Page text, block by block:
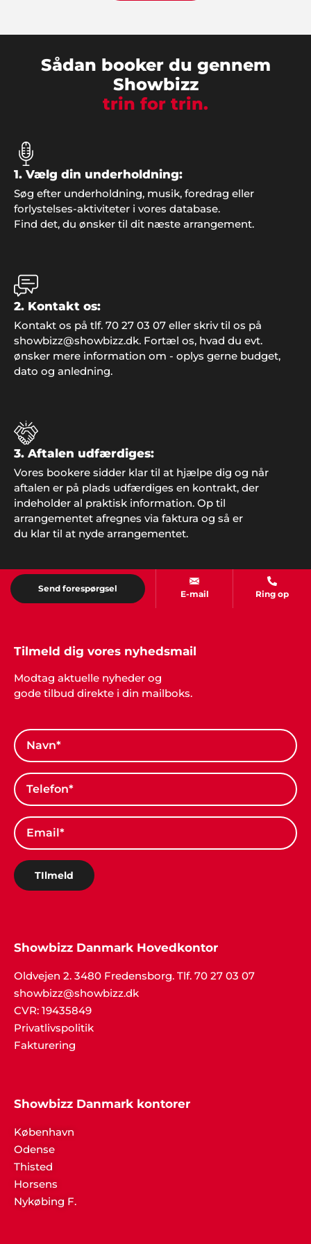
super god service, så kontakter vi helt sikkert
hit takket være god underholdning og musik, der
Kurt & Jonna, Ålborg
"Tak. Bare tak... Det var fantastisk at få professionel
vejledning i forbindelse med vores fest".
Mona og Ejnar Schiødt
"Vi bliver konstant mindet om den dejlige fest vi
holdt sidste år. De voksne husker underholdningen
og børnene glemmer aldrig de fine forlystelser.
Showbizz Danmark leverede og hentede det hele -
det var jo nemt. Tusind tak for hjælp".
Mette og Pia
Hej Showbizz. Vi er mega glade for vi endelig må
holde fredagsbar igen og tusind tak for jeres ideer
til underholdning. Det gør det hele meget
nemmere jo"
Sådan booker du gennem
Showbizz
trin for trin.
1. Vælg din underholdning:
Søg efter underholdning, musik, foredrag eller
forlystelses-aktiviteter i vores database.
Find det, du ønsker til dit næste arrangement.
2. Kontakt os:
Kontakt os på tlf. 70 27 03 07 eller skriv til os på
showbizz@showbizz.dk. Fortæl os, hvad du evt.
ønsker mere information om - oplys gerne budget,
dato og anledning.
3. Aftalen udfærdiges:
Vores bookere sidder klar til at hjælpe dig og når
aftalen er på plads udfærdiges en kontrakt, der
indeholder al praktisk information. Op til
arrangementet afregnes via faktura og så er
du klar til at nyde arrangementet.
Send forespørgsel
E-mail Ring op
Tilmeld dig vores nyhedsmail
Modtag aktuelle nyheder og
gode tilbud direkte i din mailboks.
TIlmeld
Showbizz Danmark Hovedkontor
Oldvejen 2. 3480 Fredensborg. Tlf. 70 27 03 07
showbizz@showbizz.dk
CVR: 19435849
Privatlivspolitik
Fakturering
Showbizz Danmark kontorer
København
Odense
Thisted
Horsens
Nykøbing F.